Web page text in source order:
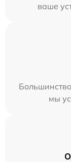
ваше
мы